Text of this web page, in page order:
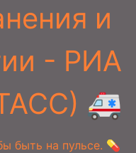
и
- РИА
🚑
быть на пульсе. 💊